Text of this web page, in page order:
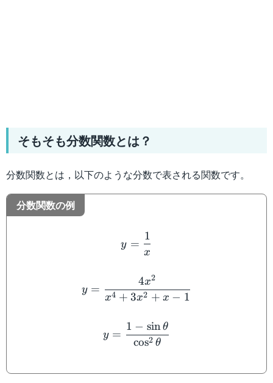
そもそも分数関数とは？
分数関数とは，以下のような分数で表される関数です。
分数関数の例
y=\dfrac{1}{x}
y =
x
1
y =
x4 + 3x2 + x − 1
4x2
y=\dfrac{1-\sin
y =
cos2 θ
1 − sinθ